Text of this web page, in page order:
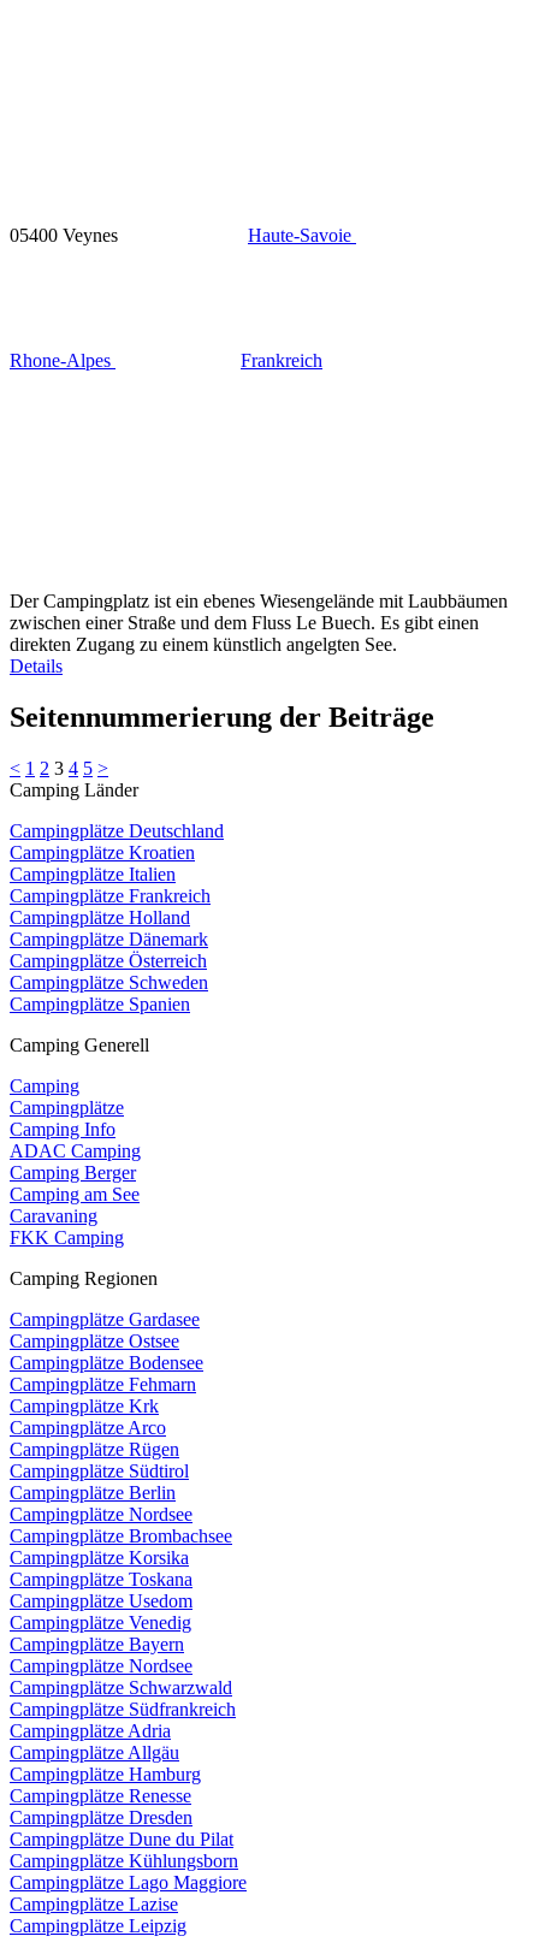
05400 Veynes Haute-Savoie
Rhone-Alpes Frankreich
Der Campingplatz ist ein ebenes Wiesengelände mit Laubbäumen
zwischen einer Straße und dem Fluss Le Buech. Es gibt einen
direkten Zugang zu einem künstlich angelgten See.
Details
Seitennummerierung der Beiträge
< 1 2 3 4 5 >
Camping Länder
Campingplätze Deutschland
Campingplätze Kroatien
Campingplätze Italien
Campingplätze Frankreich
Campingplätze Holland
Campingplätze Dänemark
Campingplätze Österreich
Campingplätze Schweden
Campingplätze Spanien
Camping Generell
Camping
Campingplätze
Camping Info
ADAC Camping
Camping Berger
Camping am See
Caravaning
FKK Camping
Camping Regionen
Campingplätze Gardasee
Campingplätze Ostsee
Campingplätze Bodensee
Campingplätze Fehmarn
Campingplätze Krk
Campingplätze Arco
Campingplätze Rügen
Campingplätze Südtirol
Campingplätze Berlin
Campingplätze Nordsee
Campingplätze Brombachsee
Campingplätze Korsika
Campingplätze Toskana
Campingplätze Usedom
Campingplätze Venedig
Campingplätze Bayern
Campingplätze Nordsee
Campingplätze Schwarzwald
Campingplätze Südfrankreich
Campingplätze Adria
Campingplätze Allgäu
Campingplätze Hamburg
Campingplätze Renesse
Campingplätze Dresden
Campingplätze Dune du Pilat
Campingplätze Kühlungsborn
Campingplätze Lago Maggiore
Campingplätze Lazise
Campingplätze Leipzig